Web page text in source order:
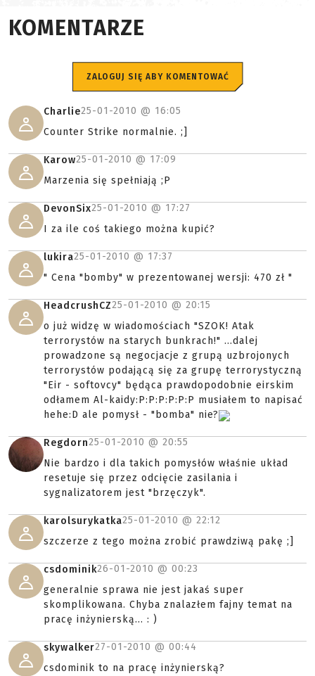
KOMENTARZE
ZALOGUJ SIĘ ABY KOMENTOWAĆ
Charlie25-01-2010 @ 16:05
Counter Strike normalnie. ;]
Karow25-01-2010 @ 17:09
Marzenia się spełniają ;P
DevonSix25-01-2010 @ 17:27
I za ile coś takiego można kupić?
lukira25-01-2010 @ 17:37
" Cena "bomby" w prezentowanej wersji: 470 zł "
HeadcrushCZ25-01-2010 @ 20:15
o już widzę w wiadomościach "SZOK! Atak
terrorystów na starych bunkrach!" ...dalej
prowadzone są negocjacje z grupą uzbrojonych
terrorystów podającą się za grupę terrorystyczną
"Eir - softovcy" będąca prawdopodobnie eirskim
odłamem Al-kaidy:P:P:P:P:P:P musiałem to napisać
hehe:D ale pomysł - "bomba" nie?
Regdorn25-01-2010 @ 20:55
Nie bardzo i dla takich pomysłów właśnie układ
resetuje się przez odcięcie zasilania i
sygnalizatorem jest "brzęczyk".
karolsurykatka25-01-2010 @ 22:12
szczerze z tego można zrobić prawdziwą pakę ;]
csdominik26-01-2010 @ 00:23
generalnie sprawa nie jest jakaś super
skomplikowana. Chyba znalazłem fajny temat na
pracę inżynierską... : )
skywalker27-01-2010 @ 00:44
csdominik to na pracę inżynierską?